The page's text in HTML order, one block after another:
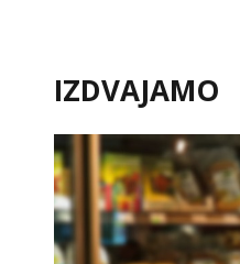
IZDVAJAMO